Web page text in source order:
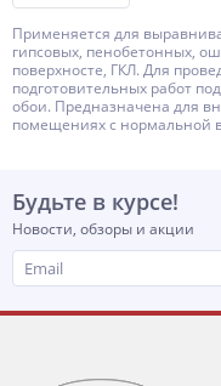
Применяется для
гипсовых, пенобетонных,
поверхносте, ГКЛ. Для
подготовительных работ
обои. Предназначена для
помещениях с нормальной
Будьте в курсе!
Новости, обзоры и акции